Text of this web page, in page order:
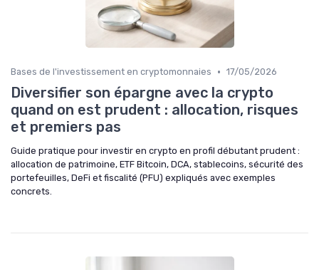
Bases de l'investissement en cryptomonnaies • 17/05/2026
Diversifier son épargne avec la crypto
quand on est prudent : allocation, risques
et premiers pas
Guide pratique pour investir en crypto en profil débutant prudent :
allocation de patrimoine, ETF Bitcoin, DCA, stablecoins, sécurité des
portefeuilles, DeFi et fiscalité (PFU) expliqués avec exemples
concrets.